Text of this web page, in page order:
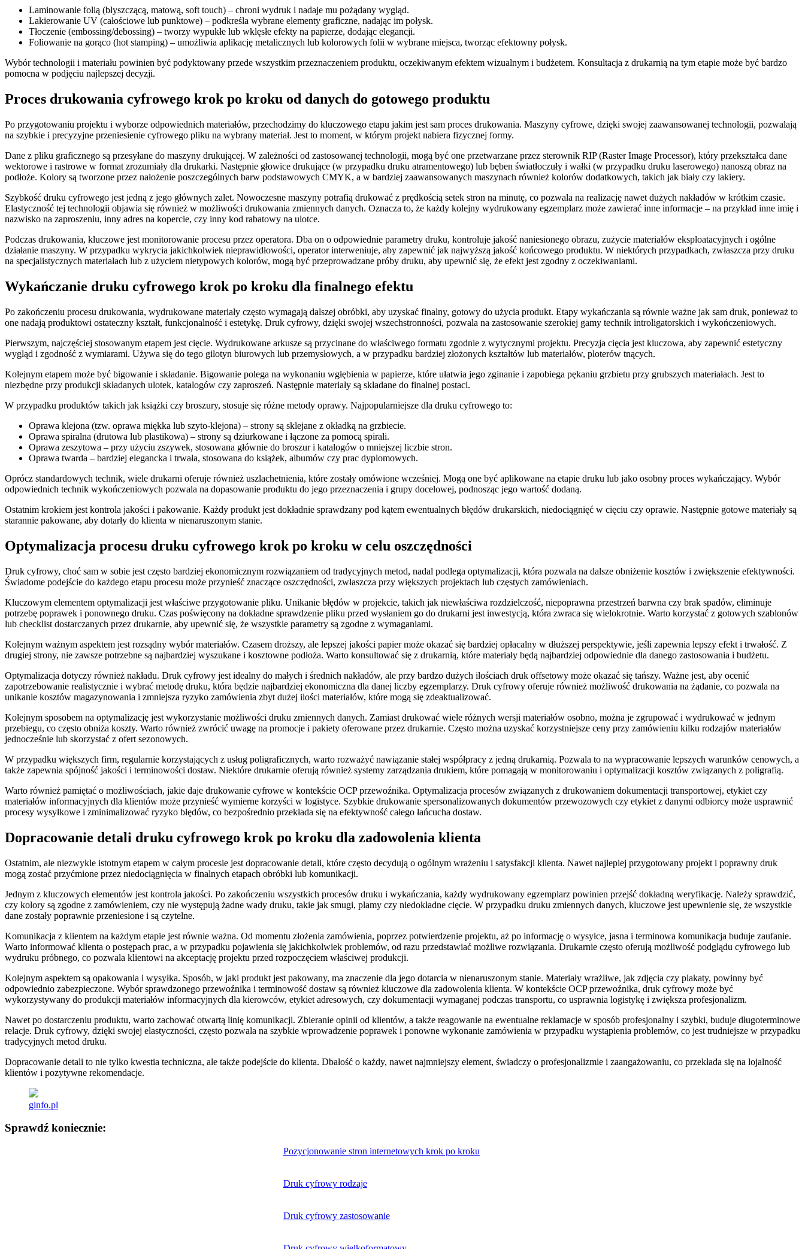
Laminowanie folią (błyszczącą, matową, soft touch) – chroni wydruk i nadaje mu pożądany wygląd.
Lakierowanie UV (całościowe lub punktowe) – podkreśla wybrane elementy graficzne, nadając im połysk.
Tłoczenie (embossing/debossing) – tworzy wypukłe lub wklęsłe efekty na papierze, dodając elegancji.
Foliowanie na gorąco (hot stamping) – umożliwia aplikację metalicznych lub kolorowych folii w wybrane miejsca, tworząc efektowny połysk.
Wybór technologii i materiału powinien być podyktowany przede wszystkim przeznaczeniem produktu, oczekiwanym efektem wizualnym i budżetem. Konsultacja z drukarnią na tym etapie może być bardzo
pomocna w podjęciu najlepszej decyzji.
Proces drukowania cyfrowego krok po kroku od danych do gotowego produktu
Po przygotowaniu projektu i wyborze odpowiednich materiałów, przechodzimy do kluczowego etapu jakim jest sam proces drukowania. Maszyny cyfrowe, dzięki swojej zaawansowanej technologii, pozwalają
na szybkie i precyzyjne przeniesienie cyfrowego pliku na wybrany materiał. Jest to moment, w którym projekt nabiera fizycznej formy.
Dane z pliku graficznego są przesyłane do maszyny drukującej. W zależności od zastosowanej technologii, mogą być one przetwarzane przez sterownik RIP (Raster Image Processor), który przekształca dane
wektorowe i rastrowe w format zrozumiały dla drukarki. Następnie głowice drukujące (w przypadku druku atramentowego) lub bęben światłoczuły i wałki (w przypadku druku laserowego) nanoszą obraz na
podłoże. Kolory są tworzone przez nałożenie poszczególnych barw podstawowych CMYK, a w bardziej zaawansowanych maszynach również kolorów dodatkowych, takich jak biały czy lakiery.
Szybkość druku cyfrowego jest jedną z jego głównych zalet. Nowoczesne maszyny potrafią drukować z prędkością setek stron na minutę, co pozwala na realizację nawet dużych nakładów w krótkim czasie.
Elastyczność tej technologii objawia się również w możliwości drukowania zmiennych danych. Oznacza to, że każdy kolejny wydrukowany egzemplarz może zawierać inne informacje – na przykład inne imię i
nazwisko na zaproszeniu, inny adres na kopercie, czy inny kod rabatowy na ulotce.
Podczas drukowania, kluczowe jest monitorowanie procesu przez operatora. Dba on o odpowiednie parametry druku, kontroluje jakość naniesionego obrazu, zużycie materiałów eksploatacyjnych i ogólne
działanie maszyny. W przypadku wykrycia jakichkolwiek nieprawidłowości, operator interweniuje, aby zapewnić jak najwyższą jakość końcowego produktu. W niektórych przypadkach, zwłaszcza przy druku
na specjalistycznych materiałach lub z użyciem nietypowych kolorów, mogą być przeprowadzane próby druku, aby upewnić się, że efekt jest zgodny z oczekiwaniami.
Wykańczanie druku cyfrowego krok po kroku dla finalnego efektu
Po zakończeniu procesu drukowania, wydrukowane materiały często wymagają dalszej obróbki, aby uzyskać finalny, gotowy do użycia produkt. Etapy wykańczania są równie ważne jak sam druk, ponieważ to
one nadają produktowi ostateczny kształt, funkcjonalność i estetykę. Druk cyfrowy, dzięki swojej wszechstronności, pozwala na zastosowanie szerokiej gamy technik introligatorskich i wykończeniowych.
Pierwszym, najczęściej stosowanym etapem jest cięcie. Wydrukowane arkusze są przycinane do właściwego formatu zgodnie z wytycznymi projektu. Precyzja cięcia jest kluczowa, aby zapewnić estetyczny
wygląd i zgodność z wymiarami. Używa się do tego gilotyn biurowych lub przemysłowych, a w przypadku bardziej złożonych kształtów lub materiałów, ploterów tnących.
Kolejnym etapem może być bigowanie i składanie. Bigowanie polega na wykonaniu wgłębienia w papierze, które ułatwia jego zginanie i zapobiega pękaniu grzbietu przy grubszych materiałach. Jest to
niezbędne przy produkcji składanych ulotek, katalogów czy zaproszeń. Następnie materiały są składane do finalnej postaci.
W przypadku produktów takich jak książki czy broszury, stosuje się różne metody oprawy. Najpopularniejsze dla druku cyfrowego to:
Oprawa klejona (tzw. oprawa miękka lub szyto-klejona) – strony są sklejane z okładką na grzbiecie.
Oprawa spiralna (drutowa lub plastikowa) – strony są dziurkowane i łączone za pomocą spirali.
Oprawa zeszytowa – przy użyciu zszywek, stosowana głównie do broszur i katalogów o mniejszej liczbie stron.
Oprawa twarda – bardziej elegancka i trwała, stosowana do książek, albumów czy prac dyplomowych.
Oprócz standardowych technik, wiele drukarni oferuje również uszlachetnienia, które zostały omówione wcześniej. Mogą one być aplikowane na etapie druku lub jako osobny proces wykańczający. Wybór
odpowiednich technik wykończeniowych pozwala na dopasowanie produktu do jego przeznaczenia i grupy docelowej, podnosząc jego wartość dodaną.
Ostatnim krokiem jest kontrola jakości i pakowanie. Każdy produkt jest dokładnie sprawdzany pod kątem ewentualnych błędów drukarskich, niedociągnięć w cięciu czy oprawie. Następnie gotowe materiały są
starannie pakowane, aby dotarły do klienta w nienaruszonym stanie.
Optymalizacja procesu druku cyfrowego krok po kroku w celu oszczędności
Druk cyfrowy, choć sam w sobie jest często bardziej ekonomicznym rozwiązaniem od tradycyjnych metod, nadal podlega optymalizacji, która pozwala na dalsze obniżenie kosztów i zwiększenie efektywności.
Świadome podejście do każdego etapu procesu może przynieść znaczące oszczędności, zwłaszcza przy większych projektach lub częstych zamówieniach.
Kluczowym elementem optymalizacji jest właściwe przygotowanie pliku. Unikanie błędów w projekcie, takich jak niewłaściwa rozdzielczość, niepoprawna przestrzeń barwna czy brak spadów, eliminuje
potrzebę poprawek i ponownego druku. Czas poświęcony na dokładne sprawdzenie pliku przed wysłaniem go do drukarni jest inwestycją, która zwraca się wielokrotnie. Warto korzystać z gotowych szablonów
lub checklist dostarczanych przez drukarnie, aby upewnić się, że wszystkie parametry są zgodne z wymaganiami.
Kolejnym ważnym aspektem jest rozsądny wybór materiałów. Czasem droższy, ale lepszej jakości papier może okazać się bardziej opłacalny w dłuższej perspektywie, jeśli zapewnia lepszy efekt i trwałość. Z
drugiej strony, nie zawsze potrzebne są najbardziej wyszukane i kosztowne podłoża. Warto konsultować się z drukarnią, które materiały będą najbardziej odpowiednie dla danego zastosowania i budżetu.
Optymalizacja dotyczy również nakładu. Druk cyfrowy jest idealny do małych i średnich nakładów, ale przy bardzo dużych ilościach druk offsetowy może okazać się tańszy. Ważne jest, aby ocenić
zapotrzebowanie realistycznie i wybrać metodę druku, która będzie najbardziej ekonomiczna dla danej liczby egzemplarzy. Druk cyfrowy oferuje również możliwość drukowania na żądanie, co pozwala na
unikanie kosztów magazynowania i zmniejsza ryzyko zamówienia zbyt dużej ilości materiałów, które mogą się zdeaktualizować.
Kolejnym sposobem na optymalizację jest wykorzystanie możliwości druku zmiennych danych. Zamiast drukować wiele różnych wersji materiałów osobno, można je zgrupować i wydrukować w jednym
przebiegu, co często obniża koszty. Warto również zwrócić uwagę na promocje i pakiety oferowane przez drukarnie. Często można uzyskać korzystniejsze ceny przy zamówieniu kilku rodzajów materiałów
jednocześnie lub skorzystać z ofert sezonowych.
W przypadku większych firm, regularnie korzystających z usług poligraficznych, warto rozważyć nawiązanie stałej współpracy z jedną drukarnią. Pozwala to na wypracowanie lepszych warunków cenowych, a
także zapewnia spójność jakości i terminowości dostaw. Niektóre drukarnie oferują również systemy zarządzania drukiem, które pomagają w monitorowaniu i optymalizacji kosztów związanych z poligrafią.
Warto również pamiętać o możliwościach, jakie daje drukowanie cyfrowe w kontekście OCP przewoźnika. Optymalizacja procesów związanych z drukowaniem dokumentacji transportowej, etykiet czy
materiałów informacyjnych dla klientów może przynieść wymierne korzyści w logistyce. Szybkie drukowanie spersonalizowanych dokumentów przewozowych czy etykiet z danymi odbiorcy może usprawnić
procesy wysyłkowe i zminimalizować ryzyko błędów, co bezpośrednio przekłada się na efektywność całego łańcucha dostaw.
Dopracowanie detali druku cyfrowego krok po kroku dla zadowolenia klienta
Ostatnim, ale niezwykle istotnym etapem w całym procesie jest dopracowanie detali, które często decydują o ogólnym wrażeniu i satysfakcji klienta. Nawet najlepiej przygotowany projekt i poprawny druk
mogą zostać przyćmione przez niedociągnięcia w finalnych etapach obróbki lub komunikacji.
Jednym z kluczowych elementów jest kontrola jakości. Po zakończeniu wszystkich procesów druku i wykańczania, każdy wydrukowany egzemplarz powinien przejść dokładną weryfikację. Należy sprawdzić,
czy kolory są zgodne z zamówieniem, czy nie występują żadne wady druku, takie jak smugi, plamy czy niedokładne cięcie. W przypadku druku zmiennych danych, kluczowe jest upewnienie się, że wszystkie
dane zostały poprawnie przeniesione i są czytelne.
Komunikacja z klientem na każdym etapie jest równie ważna. Od momentu złożenia zamówienia, poprzez potwierdzenie projektu, aż po informację o wysyłce, jasna i terminowa komunikacja buduje zaufanie.
Warto informować klienta o postępach prac, a w przypadku pojawienia się jakichkolwiek problemów, od razu przedstawiać możliwe rozwiązania. Drukarnie często oferują możliwość podglądu cyfrowego lub
wydruku próbnego, co pozwala klientowi na akceptację projektu przed rozpoczęciem właściwej produkcji.
Kolejnym aspektem są opakowania i wysyłka. Sposób, w jaki produkt jest pakowany, ma znaczenie dla jego dotarcia w nienaruszonym stanie. Materiały wrażliwe, jak zdjęcia czy plakaty, powinny być
odpowiednio zabezpieczone. Wybór sprawdzonego przewoźnika i terminowość dostaw są również kluczowe dla zadowolenia klienta. W kontekście OCP przewoźnika, druk cyfrowy może być
wykorzystywany do produkcji materiałów informacyjnych dla kierowców, etykiet adresowych, czy dokumentacji wymaganej podczas transportu, co usprawnia logistykę i zwiększa profesjonalizm.
Nawet po dostarczeniu produktu, warto zachować otwartą linię komunikacji. Zbieranie opinii od klientów, a także reagowanie na ewentualne reklamacje w sposób profesjonalny i szybki, buduje długoterminowe
relacje. Druk cyfrowy, dzięki swojej elastyczności, często pozwala na szybkie wprowadzenie poprawek i ponowne wykonanie zamówienia w przypadku wystąpienia problemów, co jest trudniejsze w przypadku
tradycyjnych metod druku.
Dopracowanie detali to nie tylko kwestia techniczna, ale także podejście do klienta. Dbałość o każdy, nawet najmniejszy element, świadczy o profesjonalizmie i zaangażowaniu, co przekłada się na lojalność
klientów i pozytywne rekomendacje.
ginfo.pl
Sprawdź koniecznie:
Pozycjonowanie stron internetowych krok po kroku
Druk cyfrowy rodzaje
Druk cyfrowy zastosowanie